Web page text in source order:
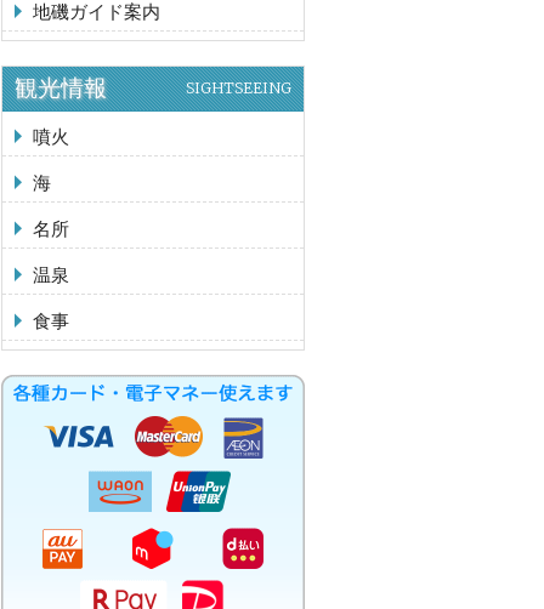
地磯ガイド案内
観光情報 SIGHTSEEING
噴火
海
名所
温泉
食事